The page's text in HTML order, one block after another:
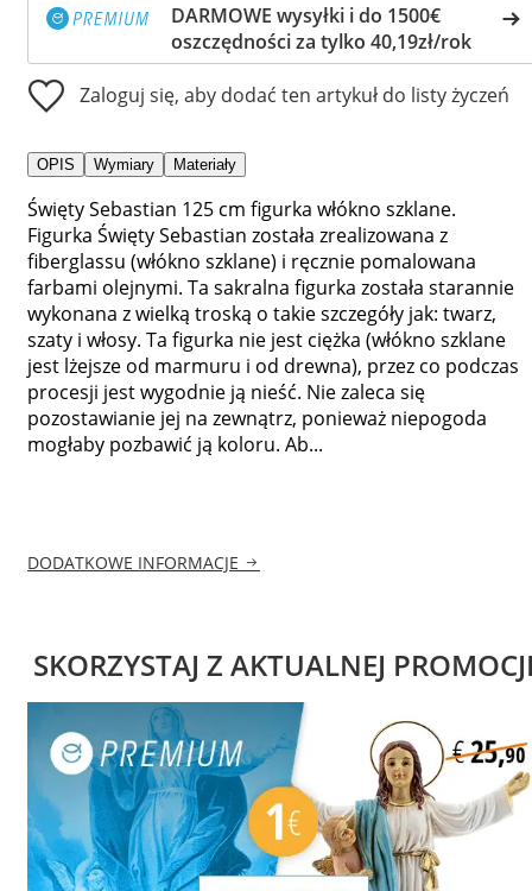
DARMOWE wysyłki i do 1500€
oszczędności za tylko 40,19zł/rok
Zaloguj się, aby dodać ten artykuł do listy życzeń
OPIS Wymiary Materiały
Święty Sebastian 125 cm figurka włókno szklane.
Figurka Święty Sebastian została zrealizowana z
fiberglassu (włókno szklane) i ręcznie pomalowana
farbami olejnymi. Ta sakralna figurka została starannie
wykonana z wielką troską o takie szczegóły jak: twarz,
szaty i włosy. Ta figurka nie jest ciężka (włókno szklane
jest lżejsze od marmuru i od drewna), przez co podczas
procesji jest wygodnie ją nieść. Nie zaleca się
pozostawianie jej na zewnątrz, ponieważ niepogoda
mogłaby pozbawić ją koloru. Ab...
DODATKOWE INFORMACJE
SKORZYSTAJ Z AKTUALNEJ